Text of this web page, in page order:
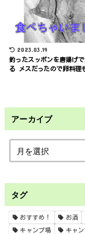
2023.03.19
釣ったスッポンを唐揚げ
る メスだったので卵料理
アーカイブ
タグ
おすすめ！ お酒
キャンプ場 キャ